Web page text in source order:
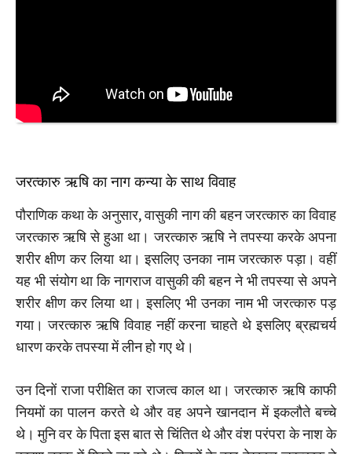
जरत्कारु ऋषि का नाग कन्या के साथ विवाह
पौराणिक कथा के अनुसार, वासुकी नाग की बहन जरत्कारु का विवाह
जरत्कारु ऋषि से हुआ था। जरत्कारु ऋषि ने तपस्या करके अपना
शरीर क्षीण कर लिया था। इसलिए उनका नाम जरत्कारु पड़ा। वहीं
यह भी संयोग था कि नागराज वासुकी की बहन ने भी तपस्या से अपने
शरीर क्षीण कर लिया था। इसलिए भी उनका नाम भी जरत्कारु पड़
गया। जरत्कारु ऋषि विवाह नहीं करना चाहते थे इसलिए ब्रह्मचर्य
धारण करके तपस्या में लीन हो गए थे।
उन दिनों राजा परीक्षित का राजत्व काल था। जरत्कारु ऋषि काफी
नियमों का पालन करते थे और वह अपने खानदान में इकलौते बच्चे
थे। मुनि वर के पिता इस बात से चिंतित थे और वंश परंपरा के नाश के